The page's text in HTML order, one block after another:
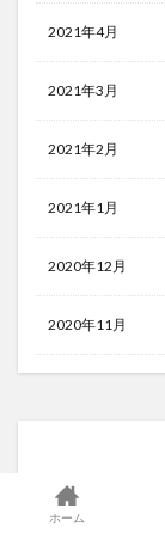
2021年4月
2021年3月
2021年2月
2021年1月
2020年12月
2020年11月
ホーム